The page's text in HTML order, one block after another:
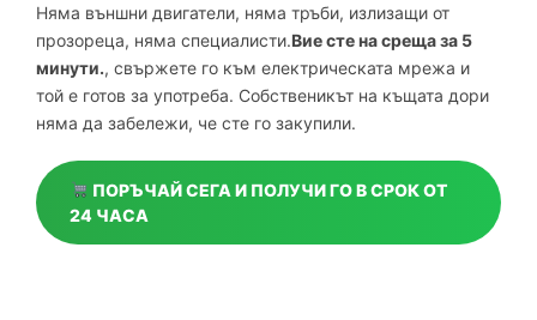
Няма външни двигатели, няма тръби, излизащи от
прозореца, няма специалисти.Вие сте на среща за 5
минути., свържете го към електрическата мрежа и
той е готов за употреба. Собственикът на къщата дори
няма да забележи, че сте го закупили.
ПОРЪЧАЙ СЕГА И ПОЛУЧИ ГО В СРОК ОТ
24 ЧАСА